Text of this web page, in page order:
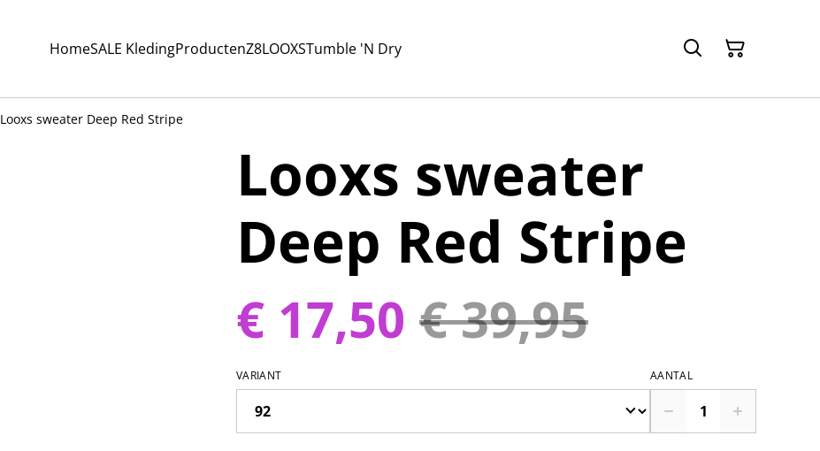
HomeSALE KledingProductenZ8LOOXSTumble 'N Dry
Looxs sweater Deep Red Stripe
Looxs sweater
Deep Red Stripe
€ 17,50 € 39,95
VARIANT AANTAL